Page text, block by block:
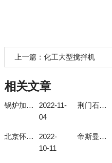
上一篇： 化工大型搅拌机
相关文章
锅炉加药系统使用注意事项
2022-11-
04
荆门石化总厂石油石化加药装置
北京怀柔现场自动成套化学加药装置
2022-
10-11
帝斯曼磷酸盐加药装置